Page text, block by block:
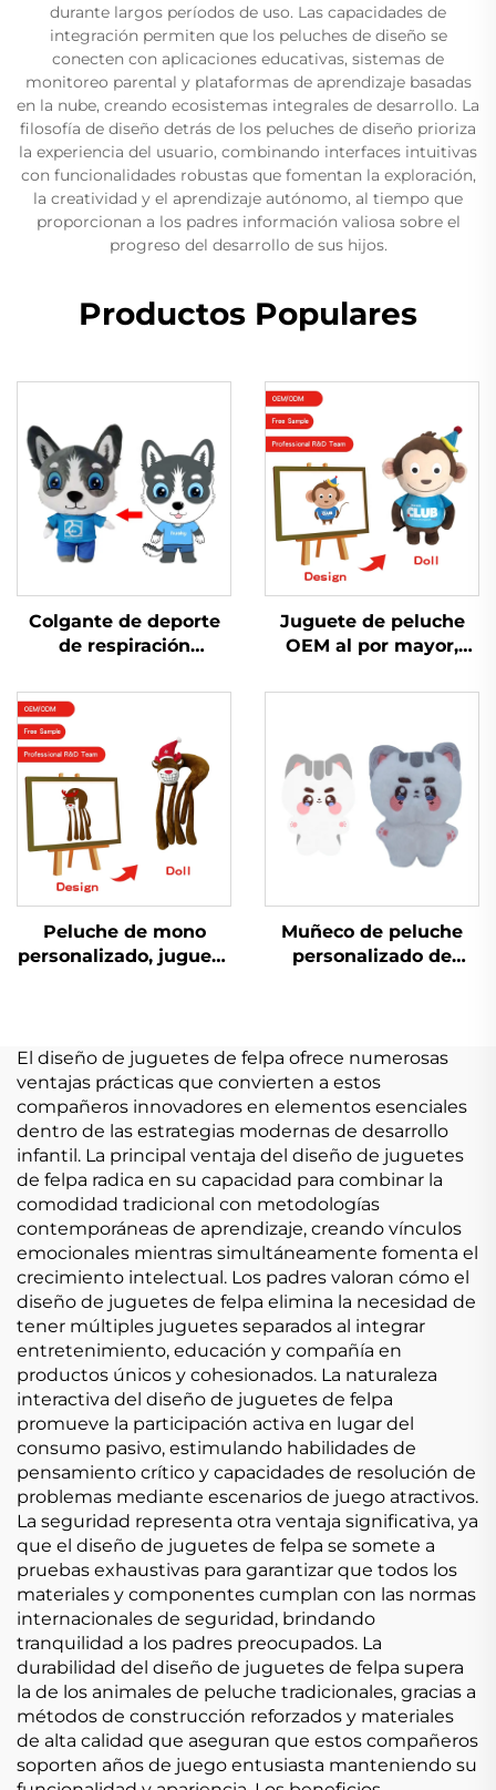
durante largos períodos de uso. Las capacidades de
integración permiten que los peluches de diseño se
conecten con aplicaciones educativas, sistemas de
monitoreo parental y plataformas de aprendizaje basadas
en la nube, creando ecosistemas integrales de desarrollo. La
filosofía de diseño detrás de los peluches de diseño prioriza
la experiencia del usuario, combinando interfaces intuitivas
con funcionalidades robustas que fomentan la exploración,
la creatividad y el aprendizaje autónomo, al tiempo que
proporcionan a los padres información valiosa sobre el
progreso del desarrollo de sus hijos.
Productos Populares
Colgante de deporte
de respiración
de trapo de peluche
personalizado
Juguete de peluche
OEM al por mayor,
de peluche
de animal, juguetes de
peluche suaves
Peluche de mono
personalizado, juguete
puntadas
Muñeco de peluche
personalizado de
El diseño de juguetes de felpa ofrece numerosas
ventajas prácticas que convierten a estos
compañeros innovadores en elementos esenciales
dentro de las estrategias modernas de desarrollo
infantil. La principal ventaja del diseño de juguetes
de felpa radica en su capacidad para combinar la
comodidad tradicional con metodologías
contemporáneas de aprendizaje, creando vínculos
emocionales mientras simultáneamente fomenta el
crecimiento intelectual. Los padres valoran cómo el
diseño de juguetes de felpa elimina la necesidad de
tener múltiples juguetes separados al integrar
entretenimiento, educación y compañía en
productos únicos y cohesionados. La naturaleza
interactiva del diseño de juguetes de felpa
promueve la participación activa en lugar del
consumo pasivo, estimulando habilidades de
pensamiento crítico y capacidades de resolución de
problemas mediante escenarios de juego atractivos.
La seguridad representa otra ventaja significativa, ya
que el diseño de juguetes de felpa se somete a
pruebas exhaustivas para garantizar que todos los
materiales y componentes cumplan con las normas
internacionales de seguridad, brindando
tranquilidad a los padres preocupados. La
durabilidad del diseño de juguetes de felpa supera
la de los animales de peluche tradicionales, gracias a
métodos de construcción reforzados y materiales
de alta calidad que aseguran que estos compañeros
soporten años de juego entusiasta manteniendo su